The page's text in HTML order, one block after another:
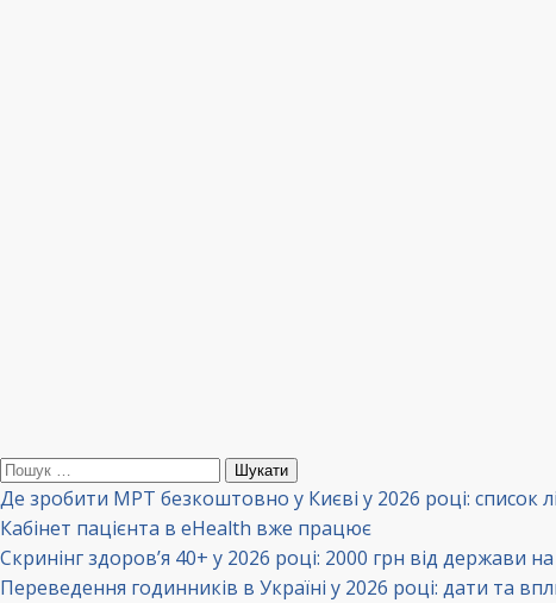
Пошук:
Де зробити МРТ безкоштовно у Києві у 2026 році: список
Кабінет пацієнта в eHealth вже працює
Скринінг здоров’я 40+ у 2026 році: 2000 грн від держави
Переведення годинників в Україні у 2026 році: дати та